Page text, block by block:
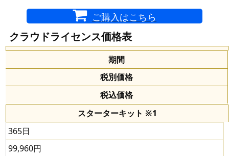
ご購入はこちら
クラウドライセンス価格表
期間
税別価格
税込価格
スターターキット ※1
365日
99,960円